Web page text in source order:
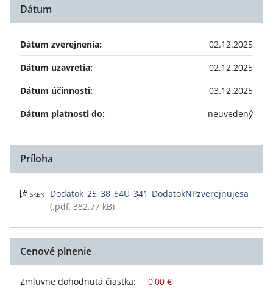
Dátum
Dátum zverejnenia:
02.12.2025
Dátum uzavretia:
02.12.2025
Dátum účinnosti:
03.12.2025
Dátum platnosti do:
neuvedený
Príloha
SKEN
Dodatok_25_38_54U_341_DodatokNPzverejnujesa
(.pdf, 382.77 kB)
Cenové plnenie
Zmluvne dohodnutá čiastka: 0,00 €